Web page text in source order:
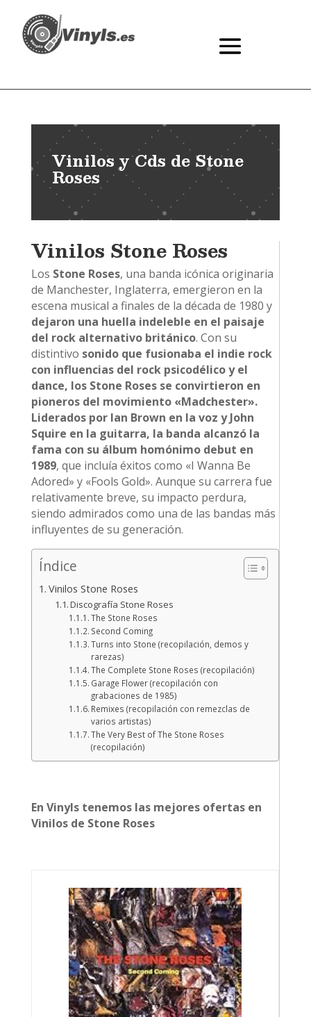
Vinilos y Cds de Stone
Roses
Vinilos Stone Roses
Los Stone Roses, una banda icónica originaria
de Manchester, Inglaterra, emergieron en la
escena musical a finales de la década de 1980 y
dejaron una huella indeleble en el paisaje
del rock alternativo británico. Con su
distintivo sonido que fusionaba el indie rock
con influencias del rock psicodélico y el
dance, los Stone Roses se convirtieron en
pioneros del movimiento «Madchester».
Liderados por Ian Brown en la voz y John
Squire en la guitarra, la banda alcanzó la
fama con su álbum homónimo debut en
1989, que incluía éxitos como «I Wanna Be
Adored» y «Fools Gold». Aunque su carrera fue
relativamente breve, su impacto perdura,
siendo admirados como una de las bandas más
influyentes de su generación.
Índice
Vinilos Stone Roses
Discografía Stone Roses
The Stone Roses
Second Coming
Turns into Stone (recopilación, demos y
rarezas)
The Complete Stone Roses (recopilación)
Garage Flower (recopilación con
grabaciones de 1985)
Remixes (recopilación con remezclas de
varios artistas)
The Very Best of The Stone Roses
(recopilación)
En Vinyls tenemos las mejores ofertas en
Vinilos de Stone Roses